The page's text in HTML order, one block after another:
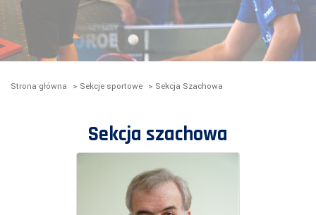
Strona główna > Sekcje sportowe > Sekcja Szachowa
Sekcja szachowa